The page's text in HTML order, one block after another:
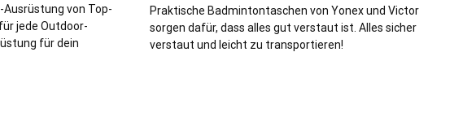
von Top-
jede Outdoor-
für dein
Praktische Badmintontaschen von Yonex und Victor
sorgen dafür, dass alles gut verstaut ist. Alles sicher
verstaut und leicht zu transportieren!